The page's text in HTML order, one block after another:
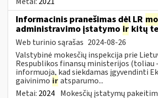
Informacinis pranešimas dėl LR
administravimo įstatymo ir kitų
Web turinio sąrašas 2024-08-26
Valstybinė mokesčių inspekcija prie
Respublikos finansų ministerijos (toliau
informuoja, kad siekdamas įgyvendinti
gaivinimo iratsparumo...
Metai: 2024 Mokesčių įstatymų